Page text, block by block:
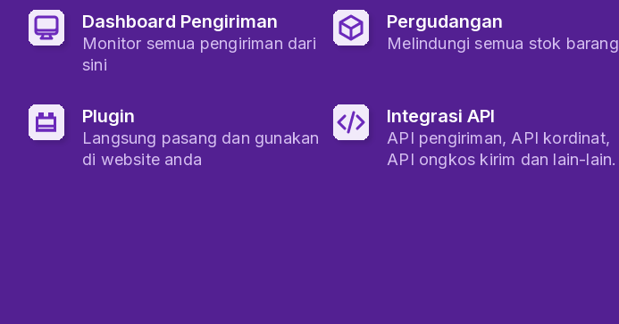
Dashboard Pengiriman
Monitor semua pengiriman dari
sini
Pergudangan
Melindungi semua stok barang
Plugin
Langsung pasang dan gunakan
di website anda
Integrasi API
API pengiriman, API kordinat,
API ongkos kirim dan lain-lain.